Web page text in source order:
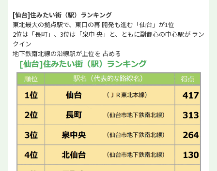
[仙台]住みたい街（駅）ランキング
東北最大の拠点駅で、東口の再 開発も進む「仙台」が1位
2位は「長町」、3位は「泉中 央」と、ともに副都心の中心駅が ラン
クイン
地下鉄南北線の沿線駅が上位を 占める